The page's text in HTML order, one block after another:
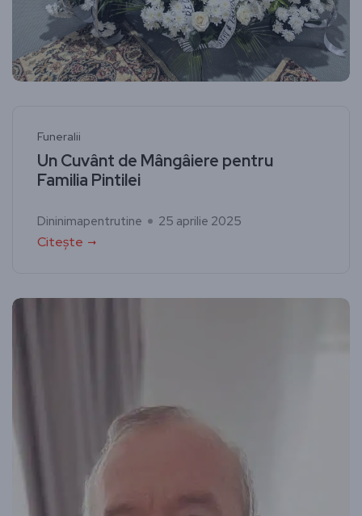
Funeralii
Un Cuvânt de Mângâiere pentru
Familia Pintilei
Dininimapentrutine 25 aprilie 2025
Citește